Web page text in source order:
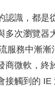
認識，都是
多次瀏覽器
服務中漸漸
商微軟，終
接觸到的 IE